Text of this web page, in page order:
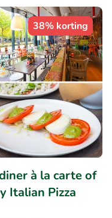
38% korting
à la carte of
Italian Pizza